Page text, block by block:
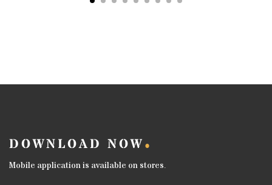
DOWNLOAD NOW
Mobile application is available on stores.